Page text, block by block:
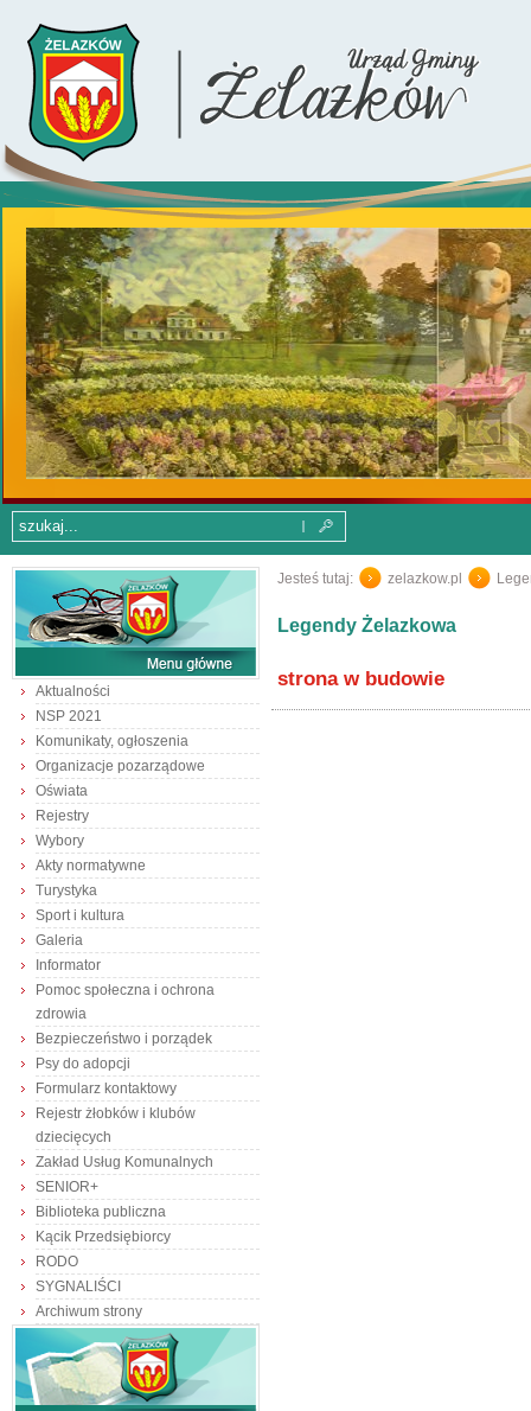
Aktualności
NSP 2021
Komunikaty, ogłoszenia
Organizacje pozarządowe
Oświata
Rejestry
Wybory
Akty normatywne
Turystyka
Sport i kultura
Galeria
Informator
Pomoc społeczna i ochrona
zdrowia
Bezpieczeństwo i porządek
Psy do adopcji
Formularz kontaktowy
Rejestr żłobków i klubów
dziecięcych
Zakład Usług Komunalnych
SENIOR+
Biblioteka publiczna
Kącik Przedsiębiorcy
RODO
SYGNALIŚCI
Archiwum strony
Jesteś tutaj: zelazkow.pl
Legendy Żelazkowa
strona w budowie